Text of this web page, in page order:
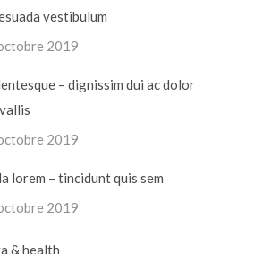
vestibulum
2019
– dignissim dui ac dolor
2019
lorem – tincidunt quis sem
2019
& health